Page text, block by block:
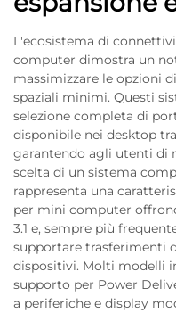
L'ecosistema di
computer dimostra un
massimizzare le opzioni
spaziali minimi. Questi
selezione completa di
disponibile nei desktop
garantendo agli utenti di
scelta di un sistema
rappresenta una
per mini computer
3.1 e, sempre più
supportare trasferimenti
dispositivi. Molti modelli
supporto per Power
a periferiche e display